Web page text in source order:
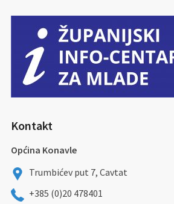
Kontakt
Općina Konavle
Trumbićev put 7, Cavtat
+385 (0)20 478401